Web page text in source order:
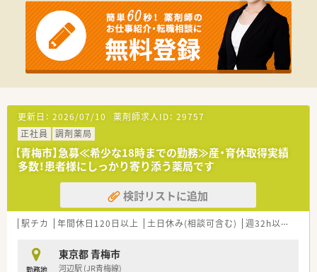
更新日： 2026/07/10 薬剤師求人ID： 29757
正社員
調剤薬局
【青梅市】急募≪希少な18時までの勤務≫産・育休取得実績
多数！患者様にしっかり寄り添う薬局です
検討リストに追加
駅チカ 年間休日120日以上 土日休み(相談可含む) 週32h以上
勤務地
東京都 青梅市
河辺駅 (JR青梅線)